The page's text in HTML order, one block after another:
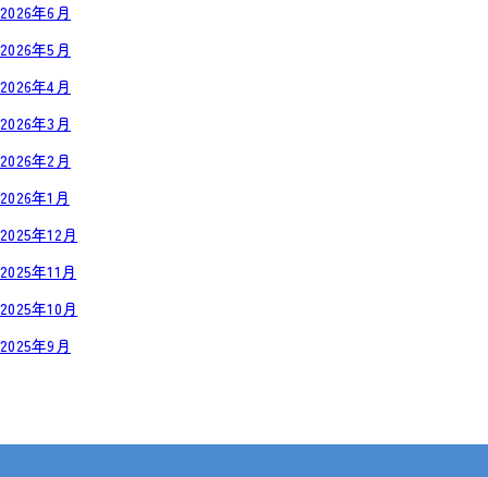
2026年6月
2026年5月
2026年4月
2026年3月
2026年2月
2026年1月
2025年12月
2025年11月
2025年10月
2025年9月